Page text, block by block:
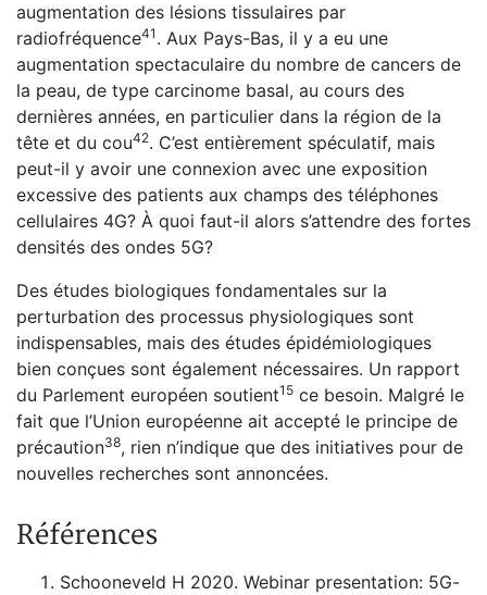
augmentation des lésions tissulaires par
radiofréquence41 . Aux Pays-Bas, il y a eu une
augmentation spectaculaire du nombre de cancers de
la peau, de type carcinome basal, au cours des
dernières années, en particulier dans la région de la
tête et du cou42. C’est entièrement spéculatif, mais
peut-il y avoir une connexion avec une exposition
excessive des patients aux champs des téléphones
cellulaires 4G? À quoi faut-il alors s’attendre des fortes
densités des ondes 5G?
Des études biologiques fondamentales sur la
perturbation des processus physiologiques sont
indispensables, mais des études épidémiologiques
bien conçues sont également nécessaires. Un rapport
du Parlement européen soutient15 ce besoin. Malgré le
fait que l’Union européenne ait accepté le principe de
précaution38, rien n’indique que des initiatives pour de
nouvelles recherches sont annoncées.
Références
Schooneveld H 2020. Webinar presentation: 5G-